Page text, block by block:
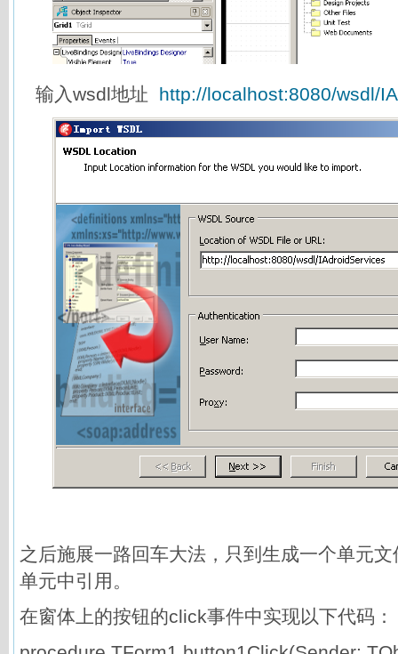
输入wsdl地址 http://localhost:8080/wsdl/
之后施展一路回车大法，只到生成一个单元
单元中引用。
在窗体上的按钮的click事件中实现以下代码：